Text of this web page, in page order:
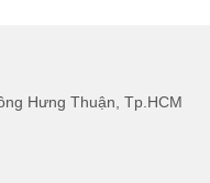
Hưng Thuận, Tp.HCM